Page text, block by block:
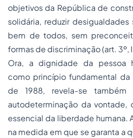
objetivos da República de
solidária, reduzir
bem de todos, sem
formas de discriminação (art. 3º,
Ora, a dignidade da pessoa
como princípio fundamental da
de 1988, revela-se
autodeterminação da vontade,
essencial da liberdade humana.
na medida em que se garanta a